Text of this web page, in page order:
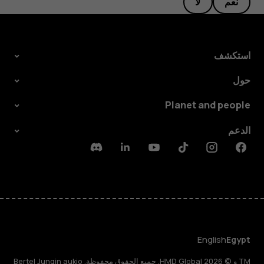
استكشف
حول
Planet and people
الدعم
Facebook
Instagram
Tiktok
Youtube
Linkedin
Discord
Egypt
English
TM و © 2026 HMD Global. جميع الحقوق محفوظة. Bertel Jungin aukio